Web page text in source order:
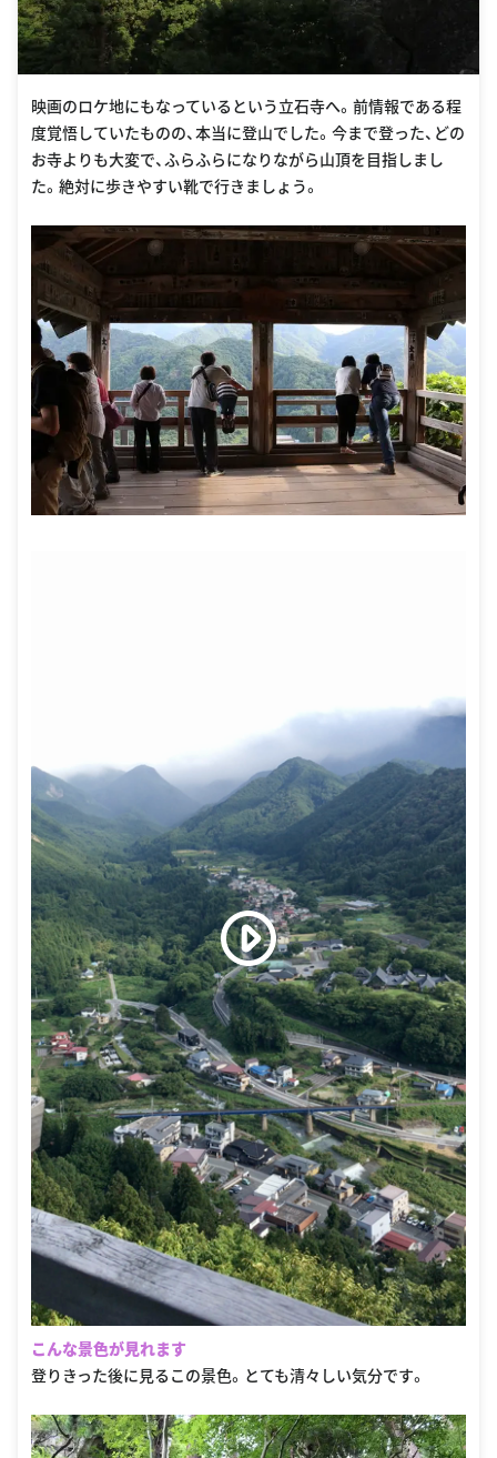
映画のロケ地にもなっているという立石寺へ。前情報である程
度覚悟していたものの、本当に登山でした。今まで登った、どの
お寺よりも大変で、ふらふらになりながら山頂を目指しまし
た。絶対に歩きやすい靴で行きましょう。
こんな景色が見れます
登りきった後に見るこの景色。とても清々しい気分です。